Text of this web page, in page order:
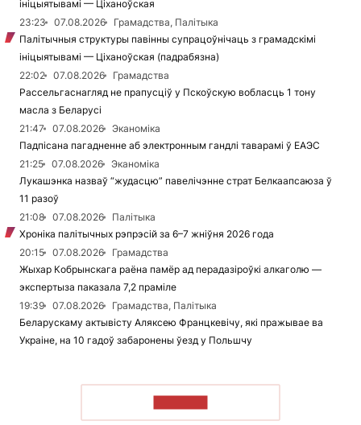
ініцыятывамі — Ціханоўская
23:23
07.08.2026
Грамадства, Палітыка
Палітычныя структуры павінны супрацоўнічаць з грамадскімі
ініцыятывамі — Ціханоўская (падрабязна)
22:02
07.08.2026
Грамадства
Рассельгаснагляд не прапусціў у Пскоўскую вобласць 1 тону
масла з Беларусі
21:47
07.08.2026
Эканоміка
Падпісана пагадненне аб электронным гандлі таварамі ў ЕАЭС
21:25
07.08.2026
Эканоміка
Лукашэнка назваў “жудасцю” павелічэнне страт Белкаапсаюза ў
11 разоў
21:08
07.08.2026
Палітыка
Хроніка палітычных рэпрэсій за 6–7 жніўня 2026 года
20:15
07.08.2026
Грамадства
Жыхар Кобрынскага раёна памёр ад перадазіроўкі алкаголю —
экспертыза паказала 7,2 праміле
19:39
07.08.2026
Грамадства, Палітыка
Беларускаму актывісту Аляксею Францкевічу, які пражывае ва
Украіне, на 10 гадоў забаронены ўезд у Польшчу